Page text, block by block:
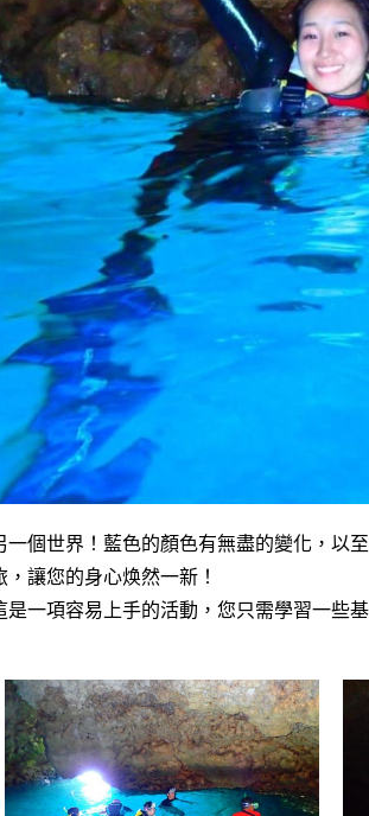
個世界！ 藍色的顏色有無盡的變化，以
讓您的身心焕然一新！
是一項容易上手的活動，您只需學習一些